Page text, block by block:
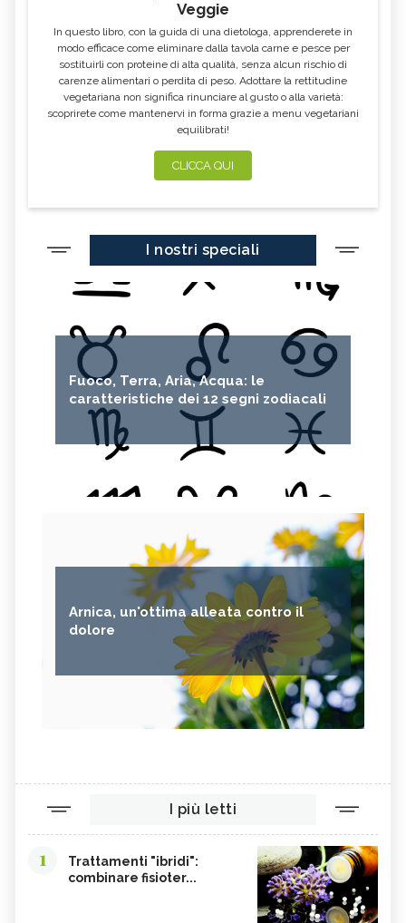
Veggie
In questo libro, con la guida di una dietologa, apprenderete in
modo efficace come eliminare dalla tavola carne e pesce per
sostituirli con proteine di alta qualità, senza alcun rischio di
carenze alimentari o perdita di peso. Adottare la rettitudine
vegetariana non significa rinunciare al gusto o alla varietà:
scoprirete come mantenervi in forma grazie a menu vegetariani
equilibrati!
CLICCA QUI
I nostri speciali
Fuoco, Terra, Aria, Acqua: le
caratteristiche dei 12 segni zodiacali
Arnica, un'ottima alleata contro il
dolore
I più letti
1
Trattamenti "ibridi":
combinare fisioter...